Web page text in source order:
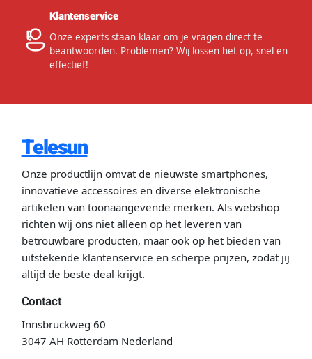
Klantenservice
Onze experts staan klaar om je vragen direct te
beantwoorden. Problemen? Wij lossen het op, snel en
effectief!
Telesun
Onze productlijn omvat de nieuwste smartphones,
innovatieve accessoires en diverse elektronische
artikelen van toonaangevende merken. Als webshop
richten wij ons niet alleen op het leveren van
betrouwbare producten, maar ook op het bieden van
uitstekende klantenservice en scherpe prijzen, zodat jij
altijd de beste deal krijgt.
Contact
Innsbruckweg 60
3047 AH Rotterdam Nederland